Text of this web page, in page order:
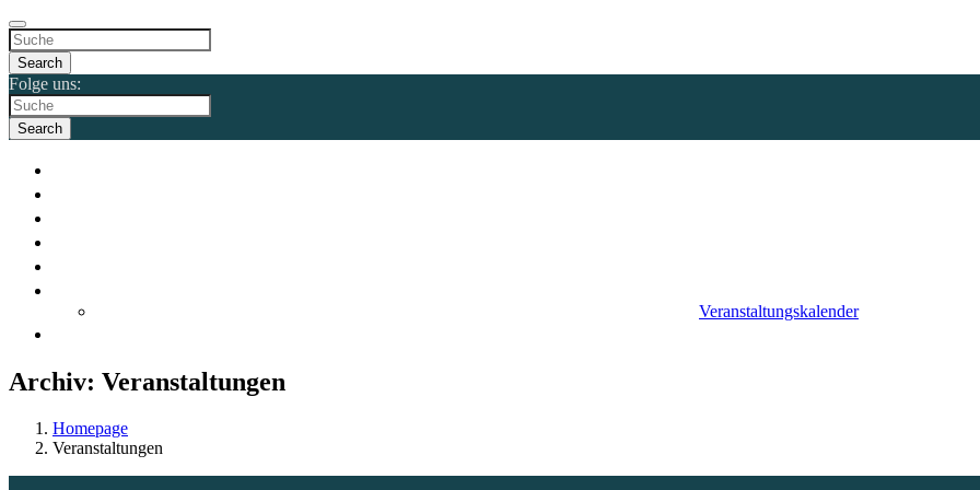
Search
Folge uns:
Search
Veranstaltungskalender
Archiv: Veranstaltungen
Homepage
Veranstaltungen